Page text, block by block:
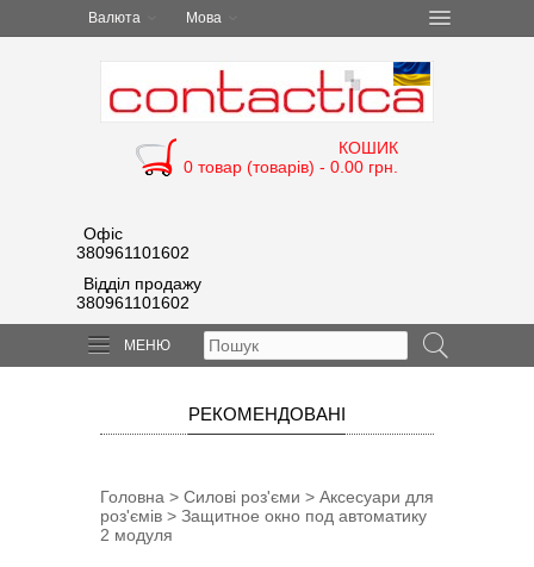
Валюта Мова
КОШИК
0 товар (товарів) - 0.00 грн.
Офіс
380961101602
Відділ продажу
380961101602
МЕНЮ
РЕКОМЕНДОВАНІ
Головна > Силові роз'єми > Аксесуари для
роз'ємів > Защитное окно под автоматику
2 модуля